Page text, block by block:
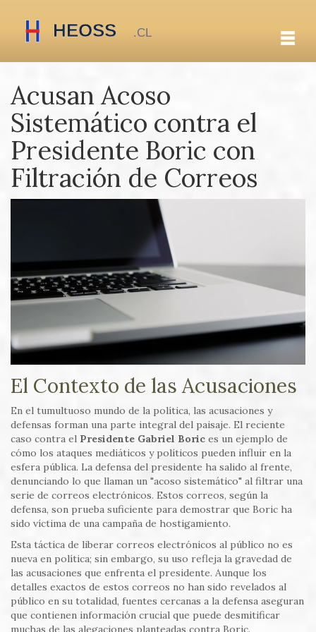
Acusan Acoso
Sistemático contra el
Presidente Boric con
Filtración de Correos
El Contexto de las Acusaciones
En el tumultuoso mundo de la política, las acusaciones y
defensas forman una parte integral del paisaje. El reciente
caso contra el Presidente Gabriel Boric es un ejemplo de
cómo los ataques mediáticos y políticos pueden influir en la
esfera pública. La defensa del presidente ha salido al frente,
denunciando lo que llaman un "acoso sistemático" al filtrar una
serie de correos electrónicos. Estos correos, según la
defensa, son prueba suficiente para demostrar que Boric ha
sido víctima de una campaña de hostigamiento.
Esta táctica de liberar correos electrónicos al público no es
nueva en política; sin embargo, su uso refleja la gravedad de
las acusaciones que enfrenta el presidente. Aunque los
detalles exactos de estos correos no han sido revelados al
público en su totalidad, fuentes cercanas a la defensa aseguran
que contienen información crucial que puede desmitificar
muchas de las alegaciones planteadas contra Boric.